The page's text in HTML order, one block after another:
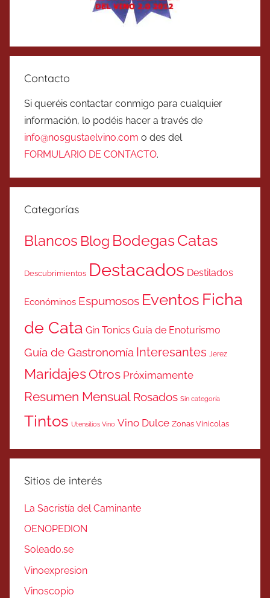
Contacto
Si queréis contactar conmigo para cualquier
información, lo podéis hacer a través de
info@nosgustaelvino.com o des del
FORMULARIO DE CONTACTO.
Categorías
Blancos Blog BodegasCatas
Descubrimientos Destacados Destilados
Económinos Espumosos Eventos Ficha
de Cata Gin Tonics Guía de Enoturismo
Guía de Gastronomía Interesantes Jerez
MaridajesOtros Próximamente
Resumen Mensual Rosados Sin categoría
Tintos Utensilios Vino Vino Dulce Zonas Vinicolas
Sitios de interés
La Sacristía del Caminante
OENOPEDION
Soleado.se
Vinoexpresion
Vinoscopio